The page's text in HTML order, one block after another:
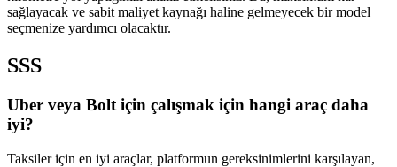
sağlayacak ve sabit maliyet kaynağı haline gelmeyecek bir model
seçmenize yardımcı olacaktır.
SSS
Uber veya Bolt için çalışmak için hangi araç daha
iyi?
Taksiler için en iyi araçlar, platformun gereksinimlerini karşılayan,